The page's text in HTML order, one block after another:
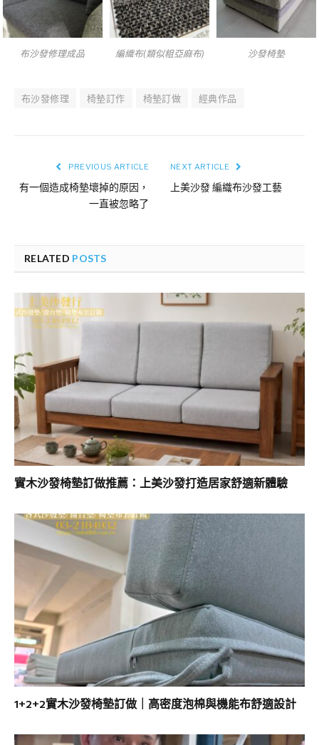
布沙發修理成品 編織布(類似粗亞麻布) 沙發椅墊
布沙發修理 椅墊訂作 椅墊訂做 經典作品
PREVIOUS ARTICLE
有一個造成椅墊壞掉的原因，
一直被忽略了
NEXT ARTICLE
上美沙發 編織布沙發工藝
RELATED POSTS
實木沙發椅墊訂做推薦：上美沙發打造居家舒適新體驗
1+2+2實木沙發椅墊訂做｜高密度泡棉與機能布舒適設計